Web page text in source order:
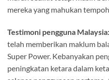
mereka yang mahukan
Testimoni pengguna Malaysia:
telah memberikan maklum
Super Power. Kebanyakan
peningkatan ketara dalam